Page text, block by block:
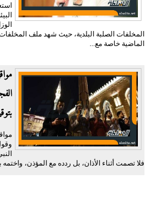
المخلفات الصلبة البلدية، حيث شهد ملف
الماضية خاصة مع...
فلا تصمت أثناء الأذان، بل ردده مع المؤذن، واختمه